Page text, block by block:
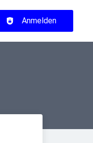
Anmelden